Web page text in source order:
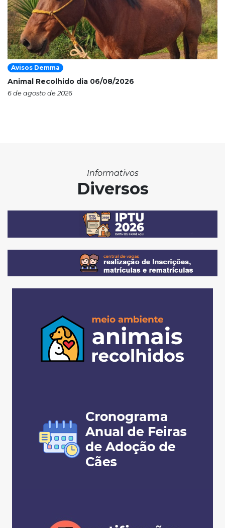
Avisos Demma
Animal Recolhido dia 06/08/2026
6 de agosto de 2026
Informativos
Diversos